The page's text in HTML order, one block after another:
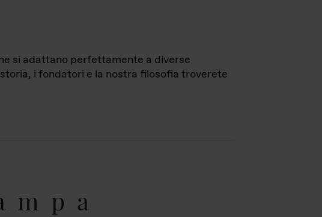
si adattano perfettamente a diverse
i fondatori e la nostra filosofia troverete